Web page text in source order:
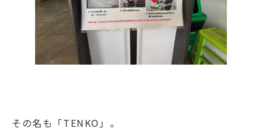
その名も「TENKO」。